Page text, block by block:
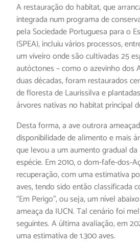
A restauração do habitat, que
integrada num programa de
pela Sociedade Portuguesa para o
(SPEA), incluiu vários processos,
um viveiro onde são cultivadas 25
autóctones – como o azevinho dos
duas décadas, foram restaurados
de floresta de Laurissilva e
árvores nativas no habitat principal
Desta forma, a ave outrora
disponibilidade de alimento e mais
que levou a um aumento gradual
espécie. Em 2010, o dom-fafe-dos-
recuperação, com uma estimativa
aves, tendo sido então classificada
“Em Perigo”, ou seja, um nível
ameaça da IUCN. Tal cenário foi
seguintes. A última avaliação, em
uma estimativa de 1.300 aves.